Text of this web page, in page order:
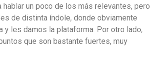
un poco de los más relevantes, pero
de distinta índole, donde obviamente
les damos la plataforma. Por otro lado,
que son bastante fuertes, muy